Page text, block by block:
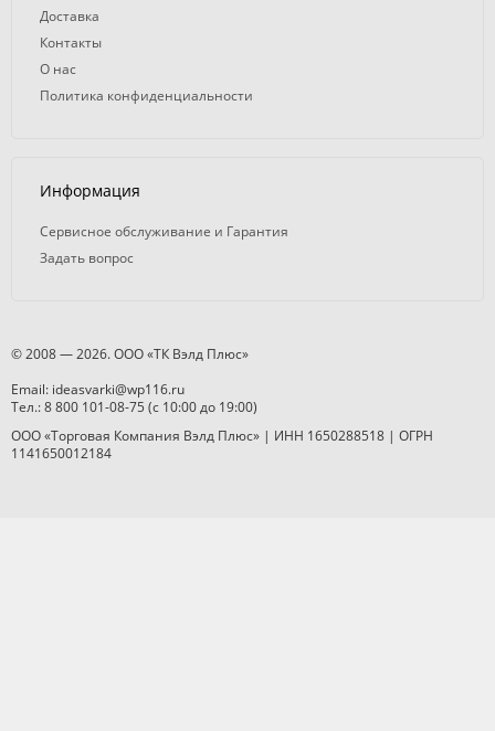
Доставка
Контакты
О нас
Политика конфиденциальности
Информация
Сервисное обслуживание и Гарантия
Задать вопрос
© 2008 — 2026. ООО «ТК Вэлд Плюс»
Email: ideasvarki@wp116.ru
Тел.: 8 800 101-08-75 (с 10:00 до 19:00)
ООО «Торговая Компания Вэлд Плюс» | ИНН 1650288518 | ОГРН
1141650012184